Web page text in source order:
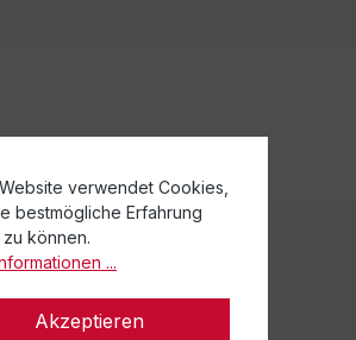
Beiträge
verwendet Cookies,
bestmögliche Erfahrung
können.
...
Akzeptieren